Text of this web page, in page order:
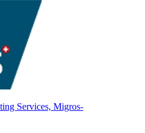
Services, Migros-